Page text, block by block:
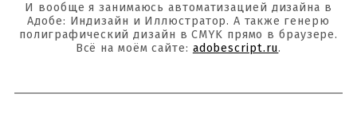
И вообще я занимаюсь автоматизацией дизайна в
Адобе: Индизайн и Иллюстратор. А также генерю
полиграфический дизайн в CMYK прямо в браузере.
Всё на моём сайте: adobescript.ru.